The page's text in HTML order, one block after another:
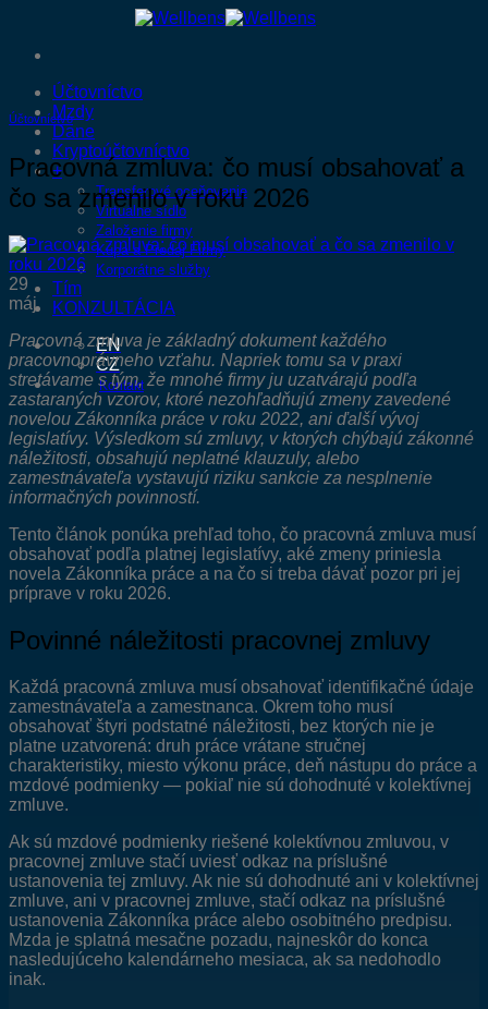
content
Účtovníctvo
Mzdy
Dane
Kryptoúčtovníctvo
+
Transferové oceňovanie
Virtuálne sídlo
Založenie firmy
Kúpa a Predaj Firmy
Korporátne služby
Tím
KONZULTÁCIA
EN
CZ
Kontakt
Účtovníctvo
Pracovná zmluva: čo musí obsahovať a
čo sa zmenilo v roku 2026
29
máj
Pracovná zmluva je základný dokument každého
pracovnoprávneho vzťahu. Napriek tomu sa v praxi
stretávame s tým, že mnohé firmy ju uzatvárajú podľa
zastaraných vzorov, ktoré nezohľadňujú zmeny zavedené
novelou Zákonníka práce v roku 2022, ani ďalší vývoj
legislatívy. Výsledkom sú zmluvy, v ktorých chýbajú zákonné
náležitosti, obsahujú neplatné klauzuly, alebo
zamestnávateľa vystavujú riziku sankcie za nesplnenie
informačných povinností.
Tento článok ponúka prehľad toho, čo pracovná zmluva musí
obsahovať podľa platnej legislatívy, aké zmeny priniesla
novela Zákonníka práce a na čo si treba dávať pozor pri jej
príprave v roku 2026.
Povinné náležitosti pracovnej zmluvy
Každá pracovná zmluva musí obsahovať identifikačné údaje
zamestnávateľa a zamestnanca. Okrem toho musí
obsahovať štyri podstatné náležitosti, bez ktorých nie je
platne uzatvorená: druh práce vrátane stručnej
charakteristiky, miesto výkonu práce, deň nástupu do práce a
mzdové podmienky — pokiaľ nie sú dohodnuté v kolektívnej
zmluve.
Ak sú mzdové podmienky riešené kolektívnou zmluvou, v
pracovnej zmluve stačí uviesť odkaz na príslušné
ustanovenia tej zmluvy. Ak nie sú dohodnuté ani v kolektívnej
zmluve, ani v pracovnej zmluve, stačí odkaz na príslušné
ustanovenia Zákonníka práce alebo osobitného predpisu.
Mzda je splatná mesačne pozadu, najneskôr do konca
nasledujúceho kalendárneho mesiaca, ak sa nedohodlo
inak.